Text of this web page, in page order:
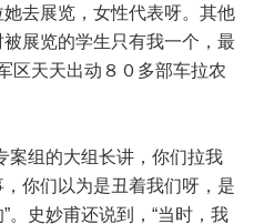
去展览，女性代表呀。其他
展览的学生只有我一个，最
区天天出动８０多部车拉农
案组的大组长讲，你们拉我
你们以为是丑着我们呀，是
。史妙甫还说到，“当时，我